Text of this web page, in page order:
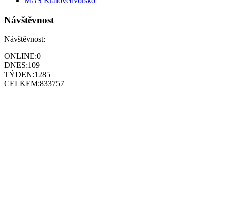
Návštěvnost
Návštěvnost:
ONLINE:0
DNES:109
TÝDEN:1285
CELKEM:833757